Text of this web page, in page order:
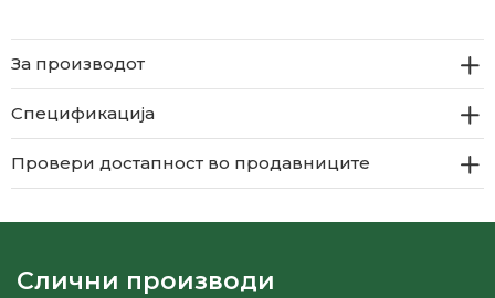
За производот
Спецификација
Провери достапност во продавниците
Слични производи